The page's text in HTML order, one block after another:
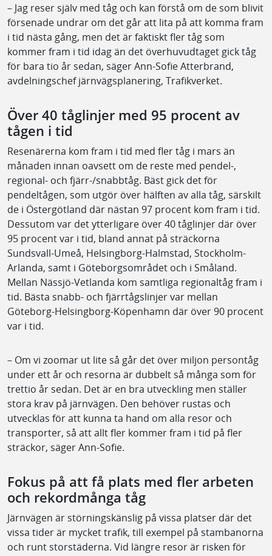
– Jag reser själv med tåg och kan förstå om de som blivit
försenade undrar om det går att lita på att komma fram
i tid nästa gång, men det är faktiskt fler tåg som
kommer fram i tid idag än det överhuvudtaget gick tåg
för bara tio år sedan, säger Ann-Sofie Atterbrand,
avdelningschef järnvägsplanering, Trafikverket.
Över 40 tåglinjer med 95 procent av
tågen i tid
Resenärerna kom fram i tid med fler tåg i mars än
månaden innan oavsett om de reste med pendel-,
regional- och fjärr-/snabbtåg. Bäst gick det för
pendeltågen, som utgör över hälften av alla tåg, särskilt
de i Östergötland där nästan 97 procent kom fram i tid.
Dessutom var det ytterligare över 40 tåglinjer där över
95 procent var i tid, bland annat på sträckorna
Sundsvall-Umeå, Helsingborg-Halmstad, Stockholm-
Arlanda, samt i Göteborgsområdet och i Småland.
Mellan Nässjö-Vetlanda kom samtliga regionaltåg fram i
tid. Bästa snabb- och fjärrtågslinjer var mellan
Göteborg-Helsingborg-Köpenhamn där över 90 procent
var i tid.
– Om vi zoomar ut lite så går det över miljon persontåg
under ett år och resorna är dubbelt så många som för
trettio år sedan. Det är en bra utveckling men ställer
stora krav på järnvägen. Den behöver rustas och
utvecklas för att kunna ta hand om alla resor och
transporter, så att allt fler kommer fram i tid på fler
sträckor, säger Ann-Sofie.
Fokus på att få plats med fler arbeten
och rekordmånga tåg
Järnvägen är störningskänslig på vissa platser där det
vissa tider är mycket trafik, till exempel på stambanorna
och runt storstäderna. Vid längre resor är risken för